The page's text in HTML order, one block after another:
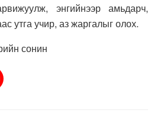
энгийнээр амьдарч,
утга учир, аз жаргалыг олох.
сонин